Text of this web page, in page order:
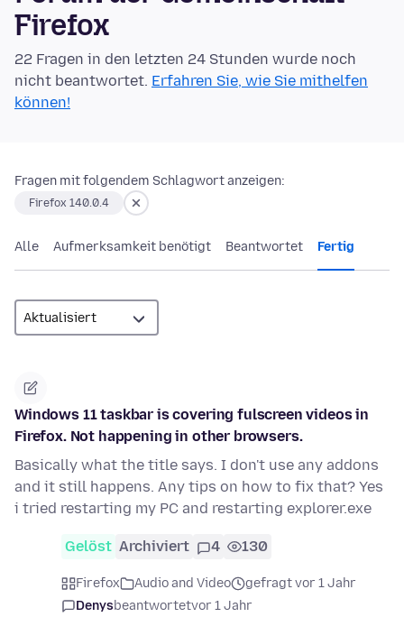
Firefox
22 Fragen in den letzten 24 Stunden wurde noch
nicht beantwortet. Erfahren Sie, wie Sie mithelfen
können!
Fragen mit folgendem Schlagwort anzeigen:
Firefox 140.0.4
Alle Aufmerksamkeit benötigt Beantwortet Fertig
Windows 11 taskbar is covering fulscreen videos in
Firefox. Not happening in other browsers.
Basically what the title says. I don't use any addons
and it still happens. Any tips on how to fix that? Yes
i tried restarting my PC and restarting explorer.exe
Gelöst Archiviert 4 130
Firefox Audio and Video
gefragt vor 1 Jahr
Denysbeantwortetvor 1 Jahr